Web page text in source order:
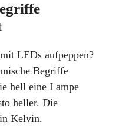
LEDs aufpeppen?
Begriffe
hell eine Lampe
heller. Die
Kelvin.